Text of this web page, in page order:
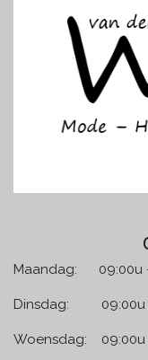
g
r
a
m
Maandag: 09:00u -
Dinsdag: 09:00u -
Woensdag: